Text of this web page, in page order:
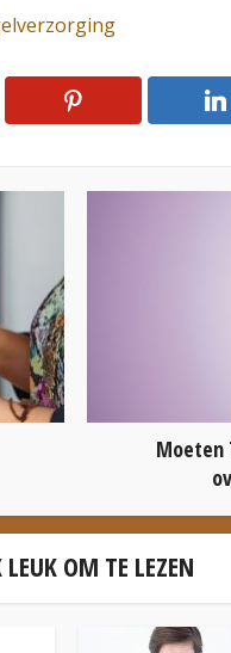
Moeten
LEUK OM TE LEZEN